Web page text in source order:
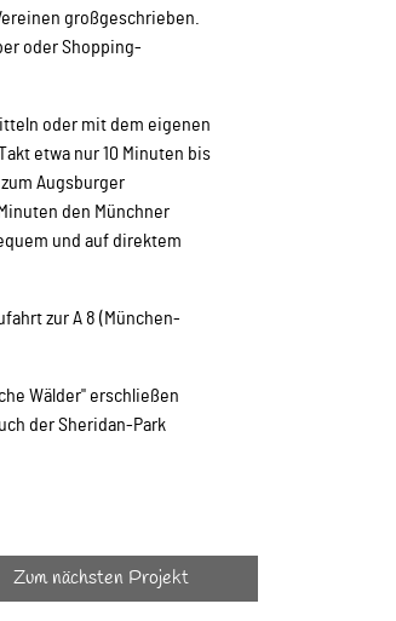
großgeschrieben.
oder Shopping-
oder mit dem eigenen
etwa nur 10 Minuten bis
Augsburger
den Münchner
und auf direktem
zur A 8 (München-
Wälder" erschließen
der Sheridan-Park
Zum nächsten Projekt